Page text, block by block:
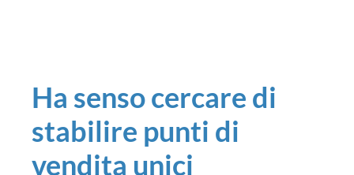
Ha senso cercare di
stabilire punti di
vendita unici